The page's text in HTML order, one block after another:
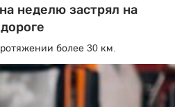
неделю застрял на
более 30 км.